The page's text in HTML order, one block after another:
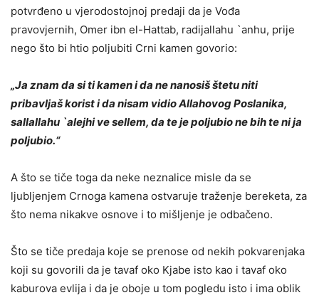
potvrđeno u vjerodostojnoj predaji da je Vođa
pravovjernih, Omer ibn el-Hattab, radijallahu `anhu, prije
nego što bi htio poljubiti Crni kamen govorio:
„Ja znam da si ti kamen i da ne nanosiš štetu niti
pribavljaš korist i da nisam vidio Allahovog Poslanika,
sallallahu `alejhi ve sellem, da te je poljubio ne bih te ni ja
poljubio.“
A što se tiče toga da neke neznalice misle da se
ljubljenjem Crnoga kamena ostvaruje traženje bereketa, za
što nema nikakve osnove i to mišljenje je odbačeno.
Što se tiče predaja koje se prenose od nekih pokvarenjaka
koji su govorili da je tavaf oko Kjabe isto kao i tavaf oko
kaburova evlija i da je oboje u tom pogledu isto i ima oblik